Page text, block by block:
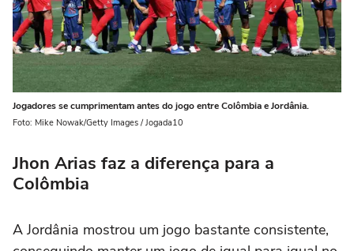
Jogadores se cumprimentam antes do jogo entre Colômbia e Jordânia.
Foto: Mike Nowak/Getty Images / Jogada10
Jhon Arias faz a diferença para a
Colômbia
A Jordânia mostrou um jogo bastante consistente,